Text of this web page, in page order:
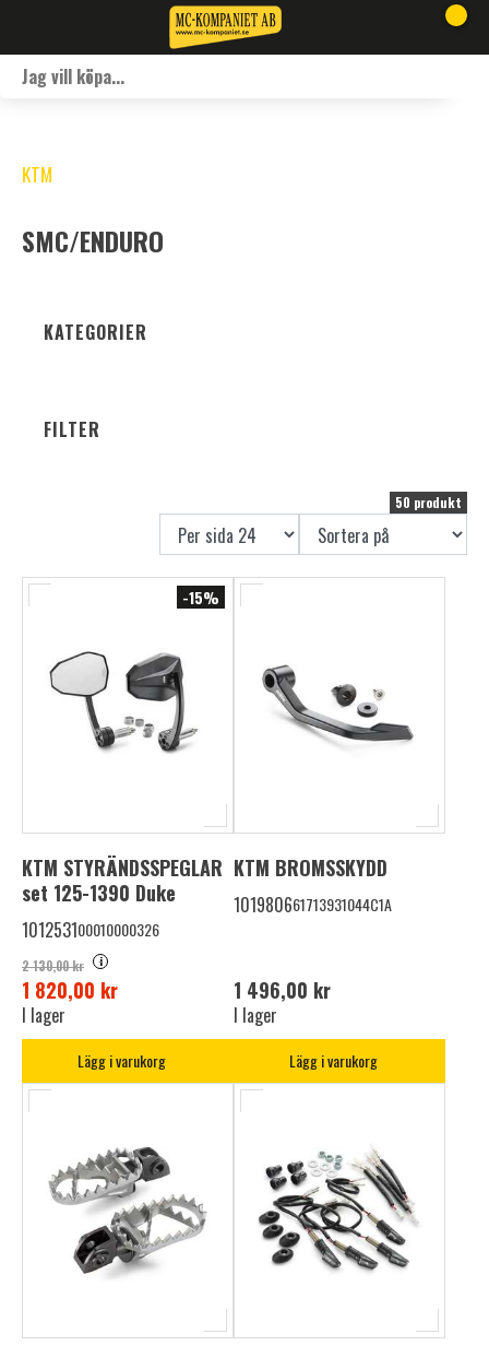
KTM
SMC/ENDURO
KATEGORIER
FILTER
50 produkt
-15%
KTM STYRÄNDSSPEGLAR
set 125-1390 Duke
101253100010000326
2 130,00 kr i
1 820,00 kr
I lager
Lägg i varukorg
KTM BROMSSKYDD
101980661713931044C1A
1 496,00 kr
I lager
Lägg i varukorg